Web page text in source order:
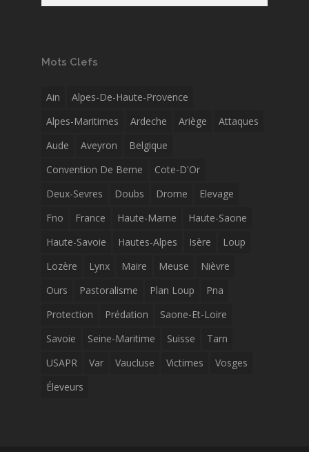
Mots Clefs
Ain
Alpes-De-Haute-Provence
Alpes-Maritimes
Ardeche Ariège
Attaques
Aude
Aveyron
Belgique
Convention De Berne
Cote-D'Or
Deux-Sevres
Doubs Drome
Elevage
Fno
France Haute-Marne
Haute-Saone
Haute-Savoie
Hautes-Alpes Isère
Loup
Lozère
Lynx Maire Meuse
Nièvre
Ours
Pastoralisme Plan Loup
Pna
Protection
Prédation
Saone-Et-Loire
Savoie
Seine-Maritime Suisse
Tarn
USAPR
Var Vaucluse Victimes
Vosges
Éleveurs